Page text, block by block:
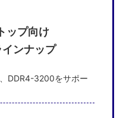
ップ向け
ンナップ
DDR4-3200をサポー